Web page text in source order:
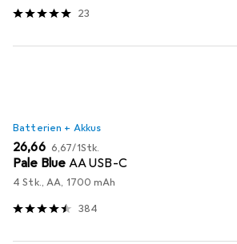
23
Batterien + Akkus
EUR
26,66 EUR
6,67/1Stk.
Pale Blue AA USB-C
4 Stk., AA, 1700 mAh
384